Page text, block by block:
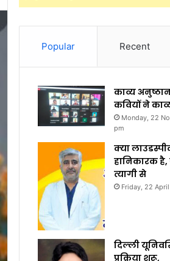
Popular Recent
काव्य
कवियों ने
Monday, 22
pm
क्या
हानिकारक है,
त्यागी से
Friday, 22
दिल्ली
प्रक्रिया शुरू,